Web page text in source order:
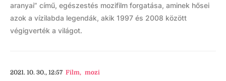
aranyai” című, egészestés mozifilm forgatása, aminek hősei
azok a vízilabda legendák, akik 1997 és 2008 között
végigverték a világot.
2021. 10. 30., 12:57 Film, mozi